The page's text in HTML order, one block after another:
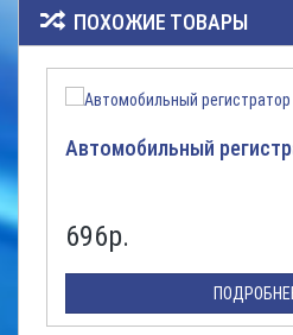
ПОХОЖИЕ ТОВАРЫ
Автомобильный
696р.